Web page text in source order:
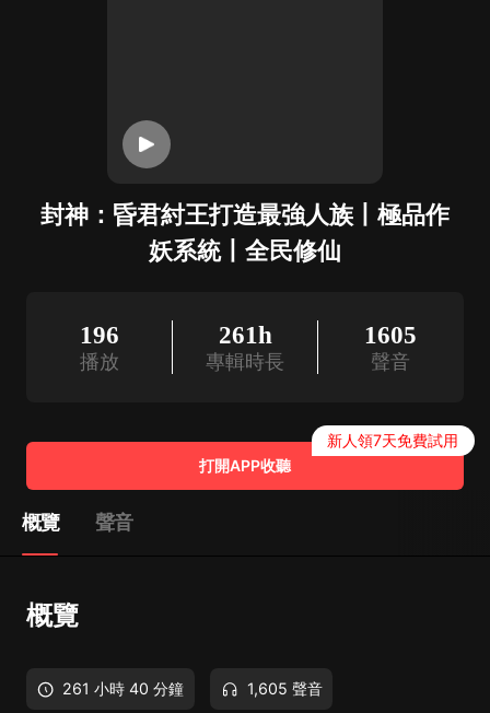
封神：昏君紂王打造最強人族丨極品作
妖系統丨全民修仙
196
播放
261h
專輯時長
1605
聲音
打開APP收聽
新人領7天免費試用
概覽 聲音
概覽
261 小時 40 分鐘 1,605 聲音